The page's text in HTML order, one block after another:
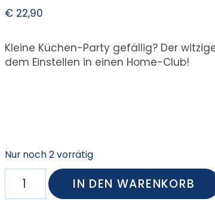
€ 22,90
Kleine Küchen-Party gefällig? Der
dem Einstellen in einen Home-Club!
Nur noch 2 vorrätig
IN DEN WARENKORB